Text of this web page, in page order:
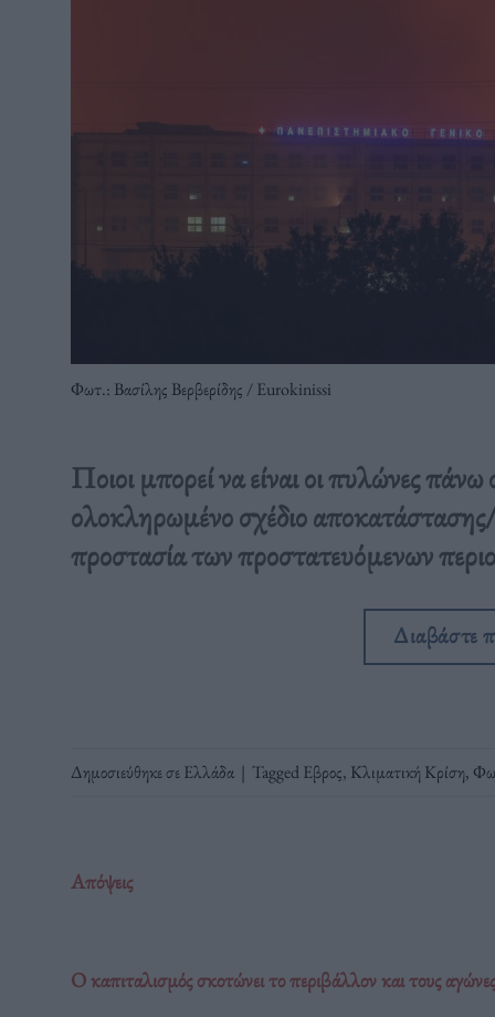
Φωτ.: Βασίλης Βερβερίδης / Eurokinissi
Ποιοι μπορεί να είναι οι πυλώνες πάνω
ολοκληρωμένο σχέδιο
προστασία των προστατευόμενων
Διαβάστε
Δημοσιεύθηκε σεΕλλάδα | TaggedΕβρος, Κλιματική Κρίση,
Απόψεις
Ο καπιταλισμός σκοτώνει το περιβάλλον και τους